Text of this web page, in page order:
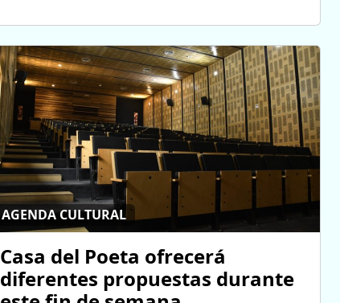
AGENDA CULTURAL
Casa del Poeta ofrecerá
diferentes propuestas durante